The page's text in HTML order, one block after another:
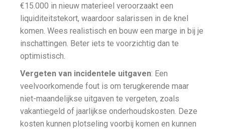
€15.000 in nieuw materieel veroorzaakt een
liquiditeitstekort, waardoor salarissen in de knel
komen. Wees realistisch en bouw een marge in bij je
inschattingen. Beter iets te voorzichtig dan te
optimistisch.
Vergeten van incidentele uitgaven: Een
veelvoorkomende fout is om terugkerende maar
niet-maandelijkse uitgaven te vergeten, zoals
vakantiegeld of jaarlijkse onderhoudskosten. Deze
kosten kunnen plotseling voorbij komen en kunnen